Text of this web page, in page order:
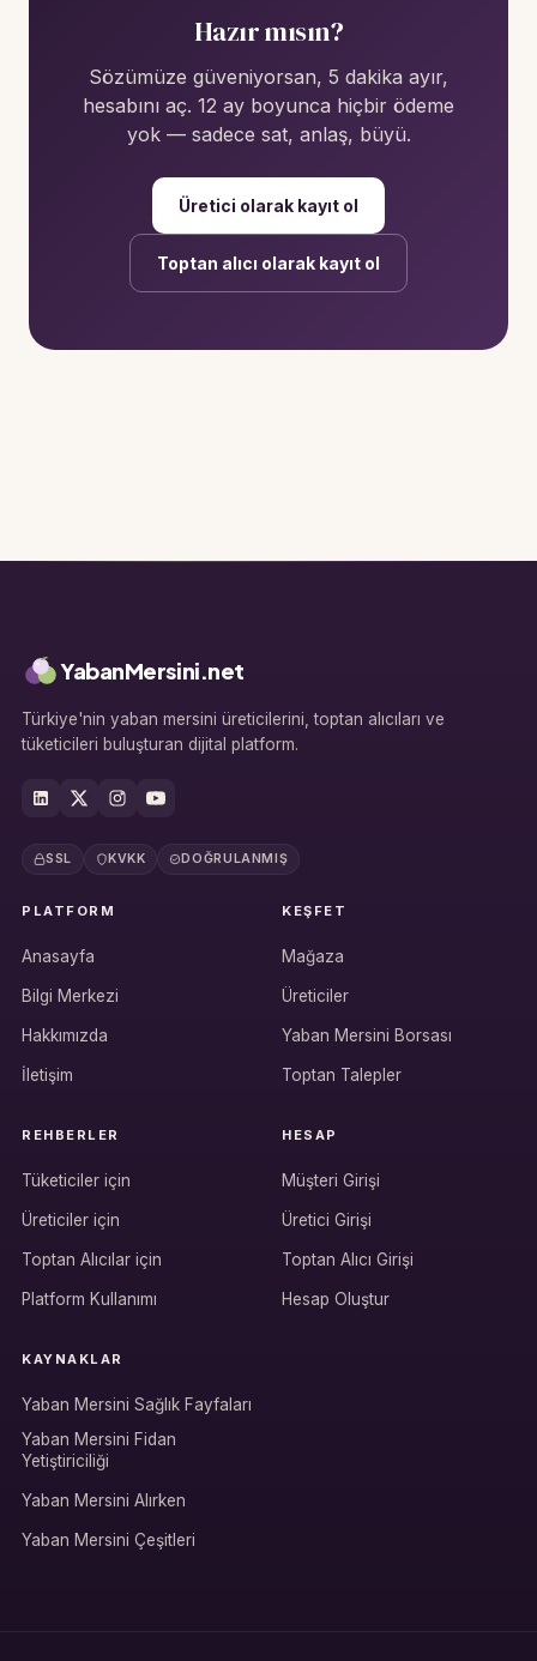
Hesabına giriş yap
Üretici / çiftçi paneli
Hazır mısın?
Sözümüze güveniyorsan, 5 dakika ayır,
hesabını aç. 12 ay boyunca hiçbir ödeme
yok — sadece sat, anlaş, büyü.
Üretici olarak kayıt ol
Toptan alıcı olarak kayıt ol
YabanMersini.net
Türkiye'nin yaban mersini üreticilerini, toptan alıcıları ve
tüketicileri buluşturan dijital platform.
SSL KVKK DOĞRULANMIŞ
PLATFORM
Anasayfa
Bilgi Merkezi
Hakkımızda
İletişim
KEŞFET
Mağaza
Üreticiler
Yaban Mersini Borsası
Toptan Talepler
REHBERLER
Tüketiciler için
Üreticiler için
Toptan Alıcılar için
Platform Kullanımı
HESAP
Müşteri Girişi
Üretici Girişi
Toptan Alıcı Girişi
Hesap Oluştur
KAYNAKLAR
Yaban Mersini Sağlık Fayfaları
Yaban Mersini Fidan
Yetiştiriciliği
Yaban Mersini Alırken
Yaban Mersini Çeşitleri